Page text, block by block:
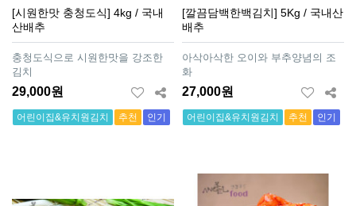
[시원한맛 충청도식] 4kg / 국내
산배추
충청도식으로 시원한맛을 강조한
김치
29,000원
어린이집&유치원김치 추천 인기
[깔끔담백한백김치] 5Kg / 국내산
배추
아삭아삭한 오이와 부추양념의 조
화
27,000원
어린이집&유치원김치 추천 인기